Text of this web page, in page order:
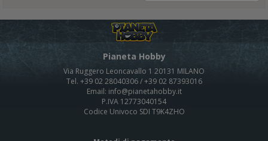
Pianeta Hobby
Via Ruggero Leoncavallo 1 20131 MILANO
Tel. +39 02 28040306 / +39 02 87393016
Email: info@pianetahobby.it
P.IVA 12773040154
Codice Univoco SDI T9K4ZHO